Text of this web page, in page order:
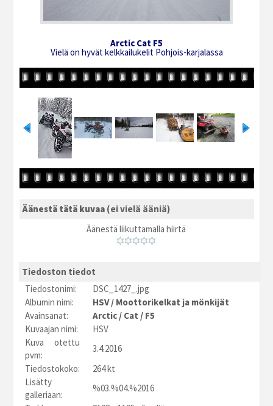
Arctic Cat F5
Vielä on hyvät kelkkailukelit Pohjois-karjalassa
Äänestä tätä kuvaa (ei vielä ääniä)
Äänestä liikuttamalla hiirtä
Tiedoston tiedot
Tiedostonimi:
DSC_1427_.jpg
Albumin nimi:
HSV/ Moottorikelkat ja mönkijät
Avainsanat:
Arctic / Cat / F5
Kuvaajan nimi:
HSV
Kuva otettu
pvm:
3.4.2016
Tiedostokoko:
264 kt
Lisätty
galleriaan:
%03.%04.%2016